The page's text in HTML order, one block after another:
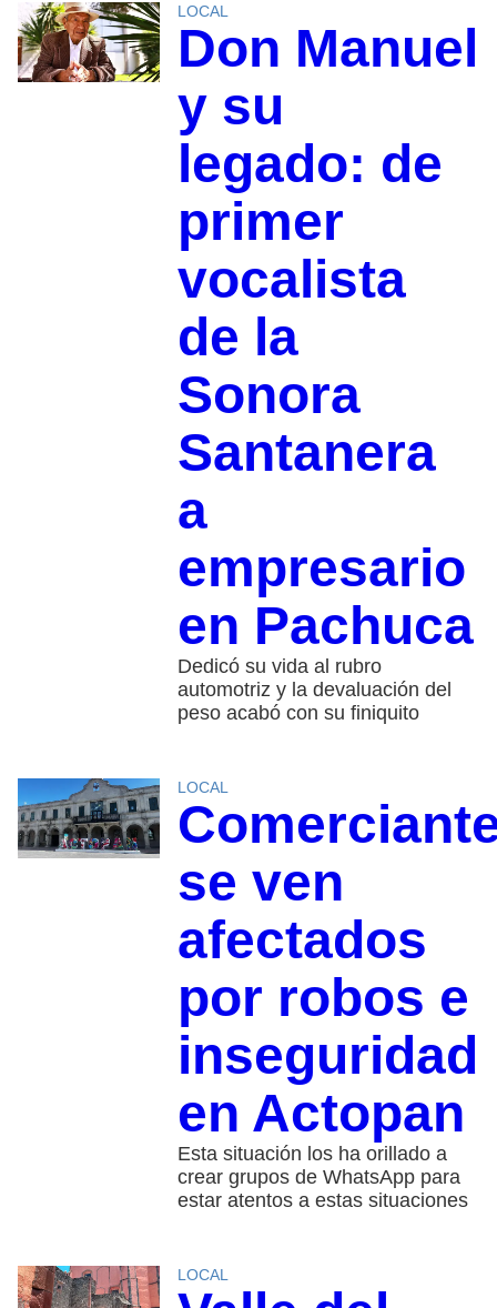
LOCAL
Don Manuel
y su
legado: de
primer
vocalista
de la
Sonora
Santanera
a
empresario
en Pachuca
Dedicó su vida al rubro
automotriz y la devaluación del
peso acabó con su finiquito
LOCAL
se ven
afectados
por robos e
inseguridad
en Actopan
Esta situación los ha orillado a
crear grupos de WhatsApp para
estar atentos a estas situaciones
LOCAL